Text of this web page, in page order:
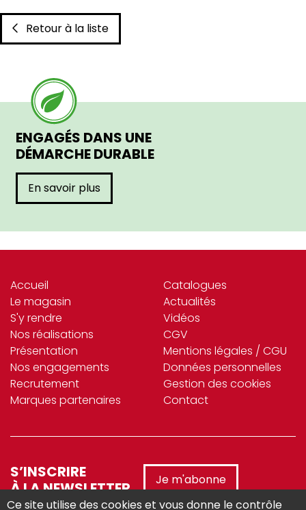
Retour à la liste
ENGAGÉS DANS UNE
DÉMARCHE DURABLE
En savoir plus
Accueil
Le magasin
S'y rendre
Nos réalisations
Présentation
Nos engagements
Recrutement
Marques partenaires
Catalogues
Actualités
Vidéos
CGV
Mentions légales / CGU
Données personnelles
Gestion des cookies
Contact
S’INSCRIRE
À LA NEWSLETTER
Je m'abonne
Ce site utilise des cookies et vous donne le contrôle